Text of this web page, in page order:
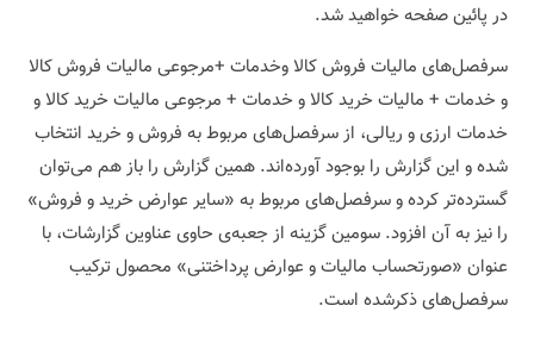
در پائین صفحه خواهید شد.
سرفصل‌های مالیات فروش کالا وخدمات +‌مرجوعی مالیات فروش کالا
و خدمات +‌ مالیات خرید کالا و خدمات + مرجوعی مالیات خرید کالا و
خدمات ارزی و ریالی، از سرفصل‌های مربوط به فروش و خرید انتخاب
شده‌ و این گزارش را بوجود آورده‌اند. همین گزارش را باز هم می‌توان
گسترده‌تر کرده و سرفصل‌های مربوط به «سایر عوارض خرید و فروش»
را نیز به آن افزود. سومین گزینه‌ از جعبه‌ی حاوی عناوین گزارشات، با
عنوان «صورتحساب مالیات و عوارض پرداختنی» محصول ترکیب
سرفصل‌های ذکرشده است.